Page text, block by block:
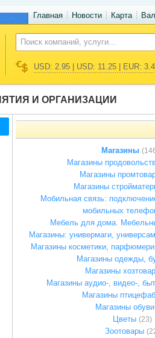
Главная Новости Карта
USD: 2.95 | USD: 11.25 | EUR:
И ОРГАНИЗАЦИИ
Магазины
Магазины
Магазины
Магазины
Мобильная связь:
мобильных
Мебель для дома.
Магазины: универмаги,
Магазины косметики,
Магазины одежды,
Магазины
Магазины аудио-, видео-,
Магазины
Магазины обуви
Цветы (23)
Зоотовары